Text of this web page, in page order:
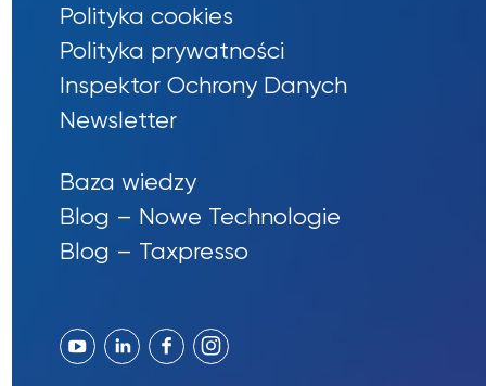
Polityka cookies
Polityka prywatności
Inspektor Ochrony Danych
Newsletter
Baza wiedzy
Blog – Nowe Technologie
Blog – Taxpresso